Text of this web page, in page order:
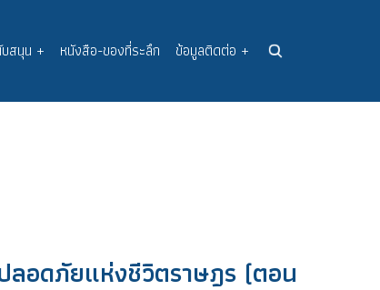
สนุน + หนังสือ-ของที่ระลึก ข้อมูลติดต่อ +
อดภัยแห่งชีวิตราษฎร (ตอน